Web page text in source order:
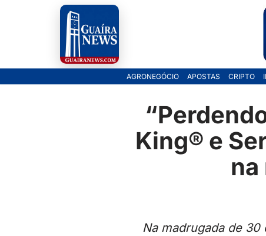
AGRONEGÓCIO APOSTAS CRIPTO
King® e
na
Na madrugada de